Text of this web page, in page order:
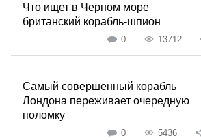
Что ищет в Черном море
британский корабль-шпион
0 13712
Самый совершенный корабль
Лондона переживает очередную
поломку
0 5436